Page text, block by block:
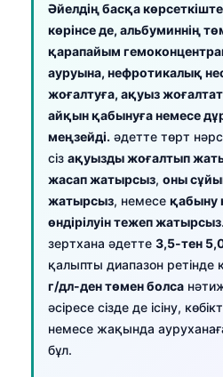
Әйелдің басқа
көрінсе де, альбуминнің
қарапайым
ауруына, нефротикалық
жоғалтуға, ақуыз
айқын қабынуға немесе
меңзейді. әдетте төрт
сіз ақуызды жоғалтып
жасап жатырсыз, оны
жатырсыз, немесе қабыну
өндірілуін тежеп жатырсыз
зертхана әдетте 3,5-тен
қалыпты диапазон ретінде
г/дл-ден төмен болса
әсіресе сізде де ісіну,
немесе жақында
бұл.